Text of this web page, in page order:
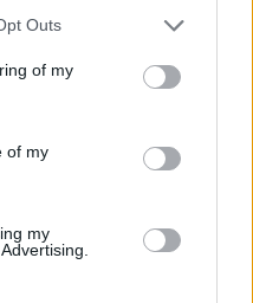
Outs
of my
of my
my
των